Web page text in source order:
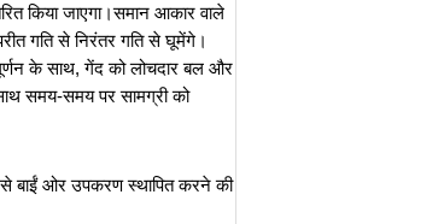
किया जाएगा।समान आकार वाले
गति से निरंतर गति से घूमेंगे।
के साथ, गेंद को लोचदार बल और
समय-समय पर सामग्री को
बाईं ओर उपकरण स्थापित करने की